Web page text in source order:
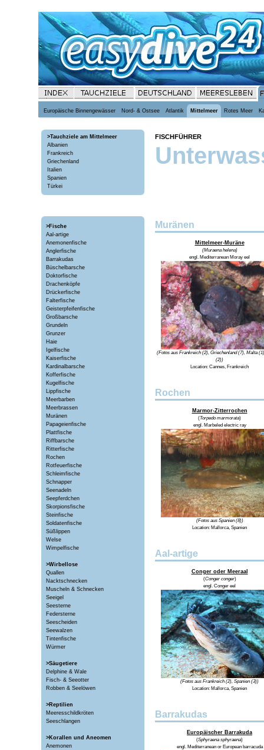
Europäische Binnengewässer Nord- & Ostsee Atlantik Mittelmeer Rotes Meer
>Tauchziele am Mittelmeer
Albanien
Frankreich
Griechenland
Italien
Spanien
Türkei
>Fische
Aal-artige
Anemonenfische
Anglerfische
Barrakudas
Büschelbarsche
Doktorfische
Drachenköpfe
Drückerfische
Falterfische
Geisterpfeifenfische
Großbarsche
Grundeln
Grunzer
Haie
Igelfische
Kaiserfische
Kardinalbarsche
Kofferfische
Kugelfische
Lippfische
Meerbarben
Meerbrassen
Muränen
Papageienfische
Plattfische
Riffbarsche
Ritterfische
Rochen
Rotfeuerfische
Schleimfische
Schnapper
Seenadeln
Seepferdchen
Skorpionsfische
Steinfische
Soldatenfische
Süßlippen
Welse
Wimpelfische
>Wirbellose
Quallen
Nacktschnecken
Muscheln & Schnecken
Seeigel
Seesterne
Federsterne
Seescheiden
Seewalzen
Tintenfische
Würmer
>Säugetiere
Delphine & Wale
Fisch- & Seeotter
Robben & Seelöwen
>Reptilien
Meeresschildkröten
Seeschlangen
>Korallen und Aneomen
Anemonen
FISCHFÜHRER
Muränen
Mittelmeer-Muräne
(Muraena helena)
engl. Mediterranean Moray eel
(Fotos aus Frankreich (2), Griechenland (7), Malta
(2))
Location: Cannes, Frankreich
Rochen
Marmor-Zitterrochen
(Torpedo marmorata)
engl. Marbeled electric ray
(Fotos aus Spanien (8))
Location: Mallorca, Spanien
Aal-artige
Conger oder Meeraal
(Conger conger)
engl. Conger eel
(Fotos aus Frankreich (2), Spanien (3))
Location: Mallorca, Spanien
Barrakudas
Europäischer Barrakuda
(Sphyraena sphyraena)
engl. Mediterranean or European barracuda